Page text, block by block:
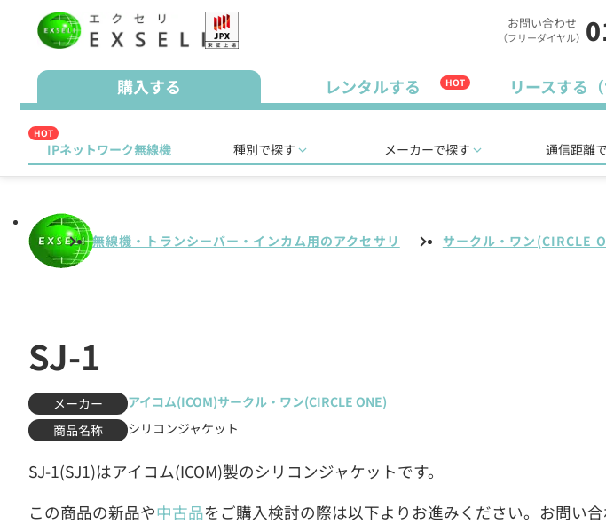
お問い合わせ
（フリーダイヤル）
購入する レンタルする HOT リースする（
HOT
IPネットワーク無線機 種別で探す メーカーで探す 通信距離
無線機・トランシーバー・インカム用のアクセサリ サークル・ワン(CIRCLE
SJ-1
メーカー アイコム(ICOM)サークル・ワン(CIRCLE ONE)
商品名称
シリコンジャケット
SJ-1(SJ1)はアイコム(ICOM)製のシリコンジャケットです。
この商品の新品や中古品をご購入検討の際は以下よりお進みください。お問い